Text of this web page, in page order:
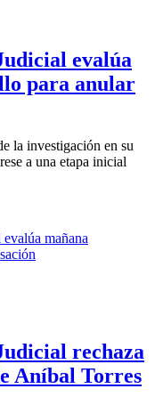
evalúa
para anular
la investigación en su
a una etapa inicial
rechaza
Aníbal Torres